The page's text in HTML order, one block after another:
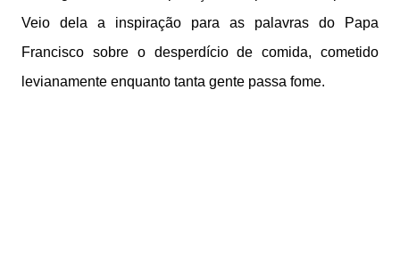
Veio dela a inspiração para as palavras do Papa
Francisco sobre o desperdício de comida, cometido
levianamente enquanto tanta gente passa fome.